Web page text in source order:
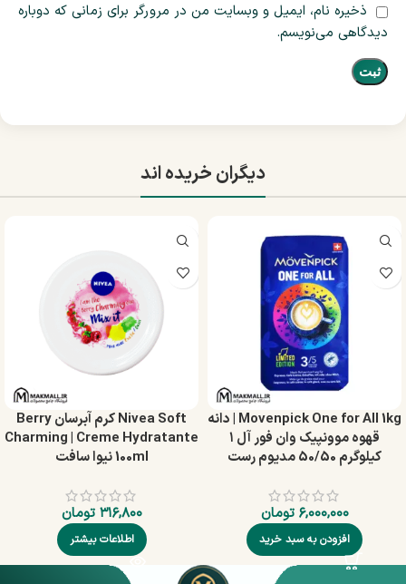
ذخیره نام، ایمیل و وبسایت من در مرورگر برای زمانی که دوباره
دیدگاهی می‌نویسم.
دیگران خریده اند
Movenpick One for All 1kg | دانه
قهوه موونپیک وان فور آل ۱
کیلوگرم 50/50 مدیوم رست
۶,۰۰۰,۰۰۰ تومان
افزودن به سبد خرید
Nivea Soft کرم آبرسان Berry
Charming | Creme Hydratante
100ml نیوا سافت
۳۱۶,۸۰۰ تومان
اطلاعات بیشتر